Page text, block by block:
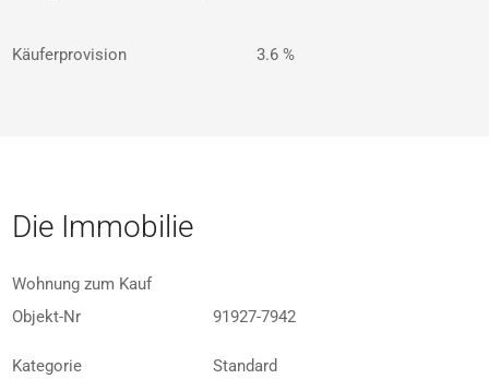
Käuferprovision 3.6 %
Die Immobilie
Wohnung zum Kauf
Objekt-Nr
91927-7942
Kategorie Standard